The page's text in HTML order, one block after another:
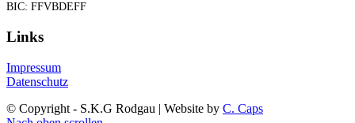
BIC: FFVBDEFF
Links
Impressum
Datenschutz
© Copyright - S.K.G Rodgau | Website by C. Caps